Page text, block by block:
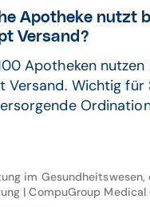
Apotheke nutzt
Versand?
Apotheken
Versand. Wichtig für
im
| CompuGroup Medical